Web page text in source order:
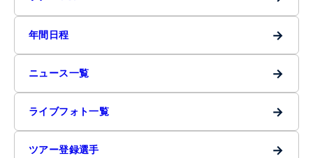
年間日程 →
ニュース一覧 →
ライブフォト一覧 →
ツアー登録選手 →